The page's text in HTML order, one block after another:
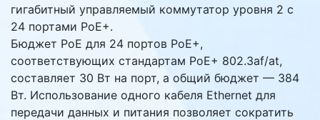
гигабитный управляемый коммутатор уровня 2 с
24 портами PoE+.
Бюджет PoE для 24 портов PoE+,
соответствующих стандартам PoE+ 802.3af/at,
составляет 30 Вт на порт, а общий бюджет — 384
Вт. Использование одного кабеля Ethernet для
передачи данных и питания позволяет сократить